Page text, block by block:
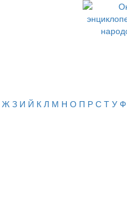
Ж З И Й К Л М Н О П Р С Т У Ф